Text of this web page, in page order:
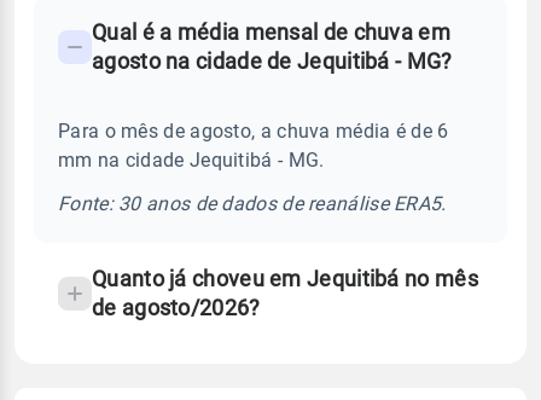
Perguntas
sobre
chuva
Qual é a média mensal de chuva em
agosto na cidade de Jequitibá - MG?
Para o mês de agosto, a chuva média é de 6
mm na cidade Jequitibá - MG.
Fonte: 30 anos de dados de reanálise ERA5.
Quanto já choveu em Jequitibá no mês
de agosto/2026?